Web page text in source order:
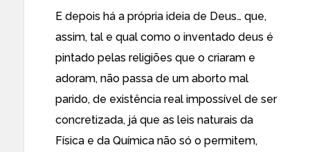
E depois há a própria ideia de Deus… que,
assim, tal e qual como o inventado deus é
pintado pelas religiões que o criaram e
adoram, não passa de um aborto mal
parido, de existência real impossível de ser
concretizada, já que as leis naturais da
Física e da Química não só o permitem,